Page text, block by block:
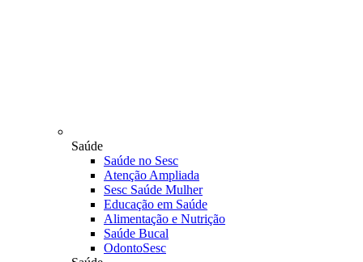
Saúde
Saúde no Sesc
Atenção Ampliada
Sesc Saúde Mulher
Educação em Saúde
Alimentação e Nutrição
Saúde Bucal
OdontoSesc